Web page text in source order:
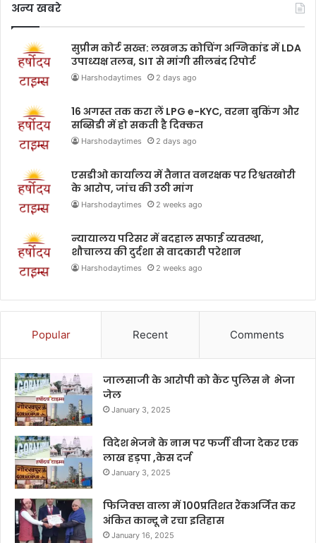
अन्य खबरे
सुप्रीम कोर्ट सख्त: लखनऊ कोचिंग अग्निकांड में LDA
उपाध्यक्ष तलब, SIT से मांगी सीलबंद रिपोर्ट
Harshodaytimes 2 days ago
16 अगस्त तक करा लें LPG e-KYC, वरना बुकिंग और
सब्सिडी में हो सकती है दिक्कत
Harshodaytimes 2 days ago
एसडीओ कार्यालय में तैनात वनरक्षक पर रिश्वतखोरी
के आरोप, जांच की उठी मांग
Harshodaytimes 2 weeks ago
न्यायालय परिसर में बदहाल सफाई व्यवस्था,
शौचालय की दुर्दशा से वादकारी परेशान
Harshodaytimes 2 weeks ago
Popular Recent Comments
जालसाजी के आरोपी को कैंट पुलिस ने भेजा
जेल
January 3, 2025
विदेश भेजने के नाम पर फर्जी वीजा देकर एक
लाख हड़पा ,केस दर्ज
January 3, 2025
फिजिक्स वाला में 100प्रतिशत रैंकअर्जित कर
अंकित कान्दू ने रचा इतिहास
January 16, 2025